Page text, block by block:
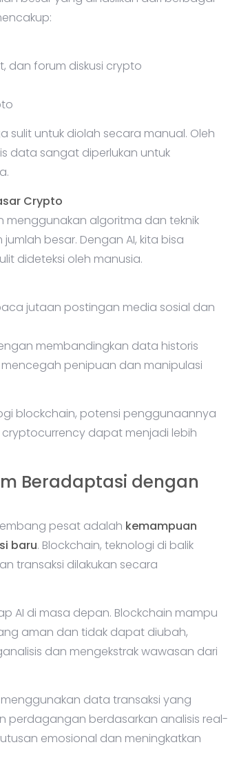
dan forum diskusi crypto
sulit untuk diolah secara manual. Oleh
data sangat diperlukan untuk
Crypto
algoritma dan teknik
besar. Dengan AI, kita bisa
dideteksi oleh manusia.
jutaan postingan media sosial dan
membandingkan data historis
penipuan dan manipulasi
blockchain, potensi penggunaannya
dapat menjadi lebih
Beradaptasi dengan
pesat adalah kemampuan
baru. Blockchain, teknologi di balik
transaksi dilakukan secara
AI di masa depan. Blockchain mampu
aman dan tidak dapat diubah,
dan mengekstrak wawasan dari
data transaksi yang
perdagangan berdasarkan analisis real-
emosional dan meningkatkan